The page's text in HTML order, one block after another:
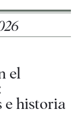
el
e historia